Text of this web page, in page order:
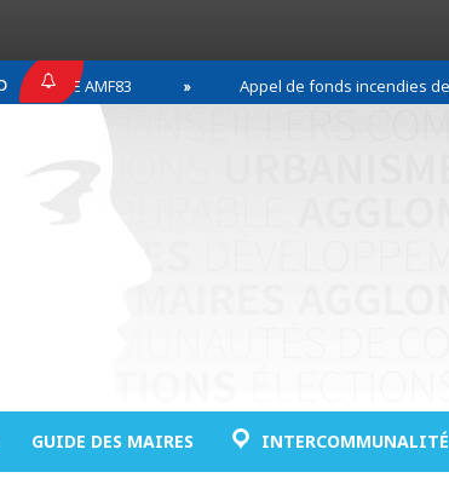
AMF83 Appel de fonds incendies de forêt
GUIDE DES MAIRES INTERCOMMUNALITÉ